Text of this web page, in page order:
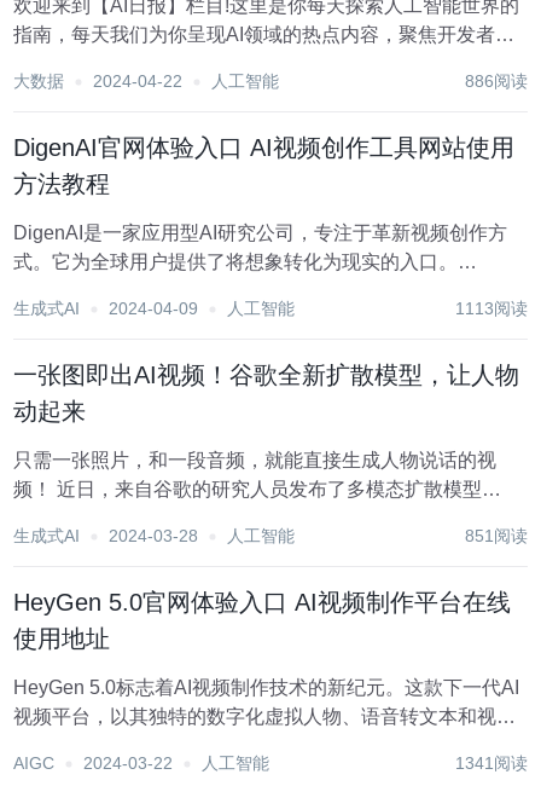
欢迎来到【AI日报】栏目!这里是你每天探索人工智能世界的
指南，每天我们为你呈现AI领域的热点内容，聚焦开发者，
了解:https://top.aibase.com/ 1、Blockade Labs发布...
大数据 2024-04-22 人工智能 886阅读
DigenAI官网体验入口 AI视频创作工具网站使用
方法教程
DigenAI是一家应用型AI研究公司，专注于革新视频创作方
式。它为全球用户提供了将想象转化为现实的入口。
程并生成出色视频作品。目前正处于公测阶段，欢迎用户加
生成式AI 2024-04-09 人工智能 1113阅读
一张图即出AI视频！谷歌全新扩散模型，让人物
动起来
只需一张照片，和一段音频，就能直接生成人物说话的视
频！ 近日，来自谷歌的研究人员发布了多模态扩散模型
址：https://enriccorona.github.io/vlogger/paper.p...
生成式AI 2024-03-28 人工智能 851阅读
HeyGen 5.0官网体验入口 AI视频制作平台在线
使用地址
HeyGen 5.0标志着AI视频制作技术的新纪元。这款下一代AI
视频平台，以其独特的数字化虚拟人物、语音转文本和视频
力。HeyGen 5. 0 的推出，不仅意味着视频制作变得前所未
AIGC 2024-03-22 人工智能 1341阅读